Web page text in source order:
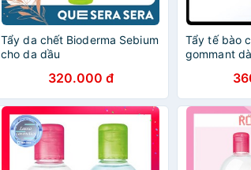
Tẩy da chết Bioderma Sebium
cho da dầu
320.000 đ
Tẩy tế bào
gommant